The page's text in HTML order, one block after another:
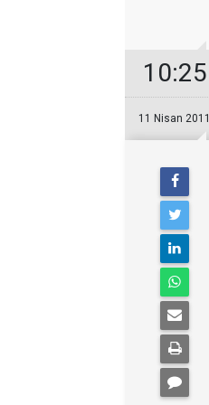
10:25
11 Nisan 2011